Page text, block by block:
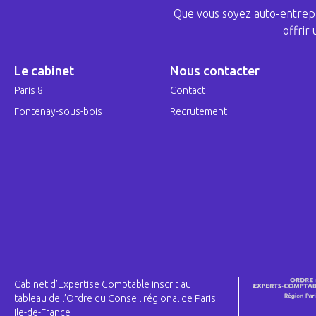
Que vous soyez auto-
offrir
Le cabinet
Paris 8
Fontenay-sous-bois
Nous contacter
Contact
Recrutement
Cabinet d’Expertise Comptable inscrit au
tableau de l’Ordre du Conseil régional de Paris
Ile-de-France